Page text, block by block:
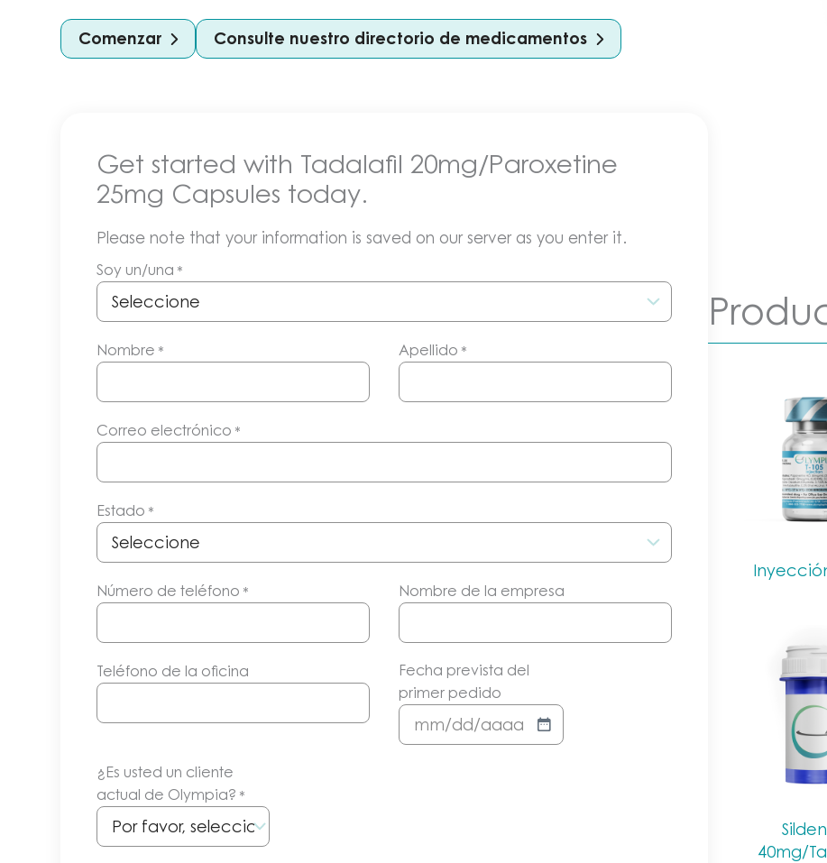
Comenzar Consulte nuestro directorio de medicamentos
Get started with Tadalafil 20mg/Paroxetine
25mg Capsules today.
Please note that your information is saved on our server as you enter it.
Soy un/una *
Nombre * Apellido *
Correo electrónico *
Estado *
Número de teléfono * Nombre de la empresa
Teléfono de la oficina
Fecha prevista del
primer pedido
MM/DD/AAAA
¿Es usted un cliente
actual de Olympia? *
40mg/